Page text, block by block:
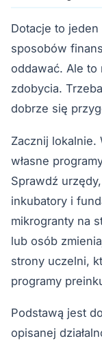
Dotacje to
sposobów
oddawać. Ale to
zdobycia.
dobrze się
Zacznij
własne
Sprawdź
inkubatory i
mikrogranty na
lub osób
strony uczelni,
programy
Podstawą jest
opisanej